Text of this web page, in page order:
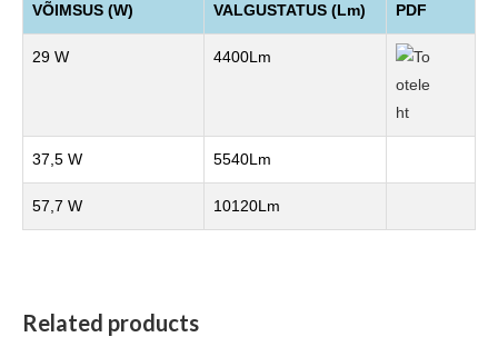
VÕIMSUS (W) VALGUSTATUS (Lm) PDF
29 W 4400Lm
37,5 W 5540Lm
57,7 W 10120Lm
Related products